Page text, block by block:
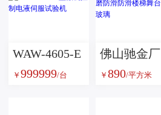
WAW-4605-E
型微机控制
￥ 999999/台
佛山驰金厂
家超强耐磨
￥ 890/平方米